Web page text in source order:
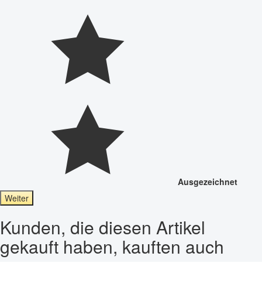
Ausgezeichnet
Weiter
Kunden, die diesen Artikel
gekauft haben, kauften auch